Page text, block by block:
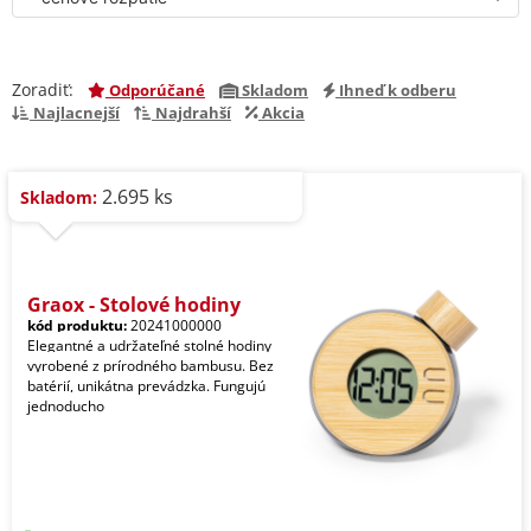
Zoradiť: Odporúčané Skladom
Ihneď k odberu
Najlacnejší
Najdrahší Akcia
Skladom: 2.695 ks
Graox - Stolové hodiny
kód produktu:20241000000
Elegantné a udržateľné stolné hodiny
vyrobené z prírodného bambusu. Bez
batérií, unikátna prevádzka. Fungujú
jednoducho